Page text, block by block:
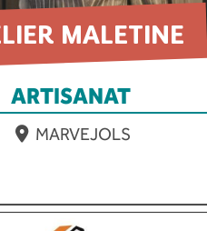
MALETINE
ARTISANAT
MARVEJOLS